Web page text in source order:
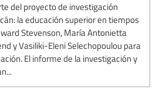
del proyecto de investigación
la educación superior en tiempos
Stevenson, María Antonietta
y Vasiliki-Eleni Selechopoulou para
El informe de la investigación y